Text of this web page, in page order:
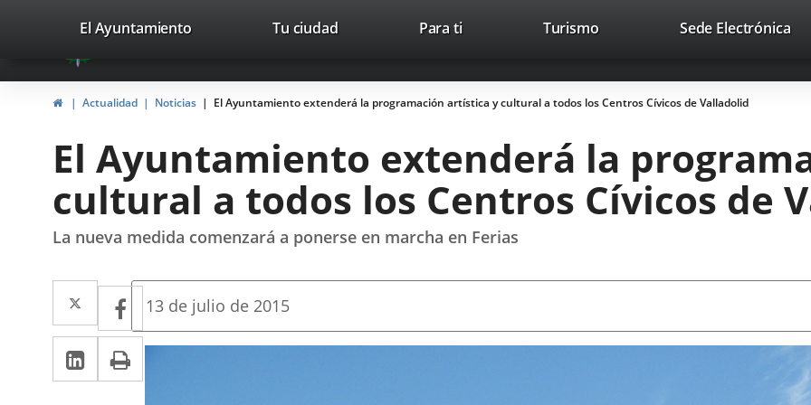
Portal
Web
del
Valladolid
avaTop Trabaja con nosotros Contacto
valladolid.es
El Ayuntamiento Tu ciudad Para ti TurismoThis
open
in
up
window.
Sede ElectrónicaLink
HomeActualidad Noticias El Ayuntamiento extenderá la programación artística y cultural a todos los Centros Cívicos de Valladolid
El Ayuntamiento extenderá la
cultural a todos los Centros Cívicos de
La nueva medida comenzará a ponerse en marcha en Ferias
Twitter
Enlace
a
una
aplicación
Facebook
Enlace
a
una
Linkedin
Enlace
a
Print
Fecha
la
13 de julio de 2015